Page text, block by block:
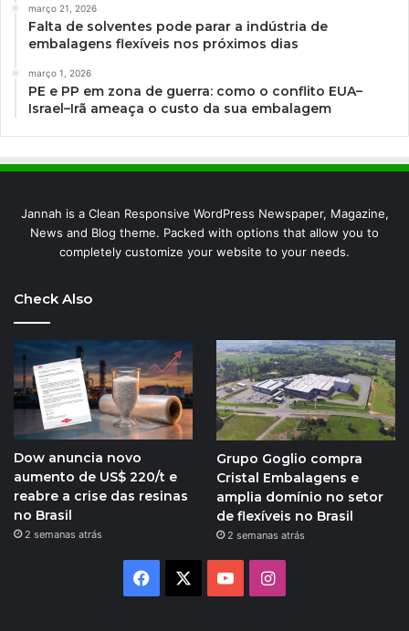
março 21, 2026
Falta de solventes pode parar a indústria de
embalagens flexíveis nos próximos dias
março 1, 2026
PE e PP em zona de guerra: como o conflito EUA–
Israel–Irã ameaça o custo da sua embalagem
Jannah is a Clean Responsive WordPress Newspaper, Magazine,
News and Blog theme. Packed with options that allow you to
completely customize your website to your needs.
Check Also
Dow anuncia novo
aumento de US$ 220/t e
reabre a crise das resinas
no Brasil
2 semanas atrás
Grupo Goglio compra
Cristal Embalagens e
amplia domínio no setor
de flexíveis no Brasil
2 semanas atrás
Facebook YouTubeInstagram